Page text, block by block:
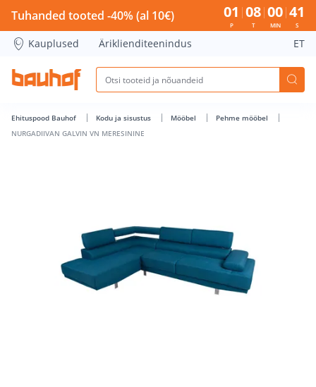
NURGADIIVAN GALVIN VN MERESININE - Bauhof has loaded
Tuhanded tooted -40% (al 10€) 01
P
08
T
00
MIN
41
S
Kauplused Äriklienditeenindus ET
Ehituspood Bauhof Kodu ja sisustus Mööbel
Pehme mööbel
NURGADIIVAN GALVIN VN MERESININE